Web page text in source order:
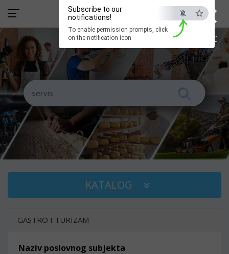
×
ESC
Subscribe to our
notifications!
To enable permission prompts, click
on the notification icon
KATALOG
GASTRO I TURIZAM
Naziv poslovnog subjekta